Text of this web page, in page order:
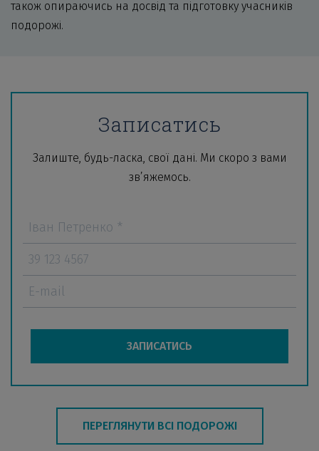
також опираючись на досвід та підготовку учасників
подорожі.
Записатись
Залиште, будь-ласка, свої дані. Ми скоро з вами
зв’яжемось.
ЗАПИСАТИСЬ
ПЕРЕГЛЯНУТИ ВСІ ПОДОРОЖІ